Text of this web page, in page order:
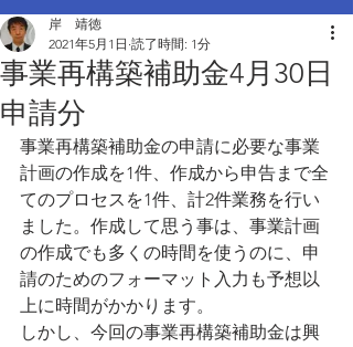
事業再構築補助金4月30日
申請分
岸 靖徳
2021年5月1日 読了時間: 1分
事業再構築補助金の申請に必要な事業
計画の作成を1件、作成から申告まで全
てのプロセスを1件、計2件業務を行い
ました。作成して思う事は、事業計画
の作成でも多くの時間を使うのに、申
請のためのフォーマット入力も予想以
上に時間がかかります。
しかし、今回の事業再構築補助金は興